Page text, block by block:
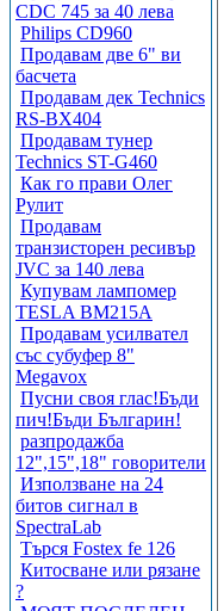
CDC 745 за 40 лева
Philips CD960
Продавам две 6" ви
басчета
Продавам дек Technics
RS-BX404
Продавам тунер
Technics ST-G460
Как го прави Олег
Рулит
Продавам
транзисторен ресивър
JVC за 140 лева
Купувам лампомер
TESLA BM215A
Продавам усилвател
със субуфер 8"
Megavox
Пусни своя глас!Бъди
пич!Бъди Българин!
разпродажба
12",15",18" говорители
Използване на 24
битов сигнал в
SpectraLab
Търся Fostex fe 126
Китосване или рязане
?